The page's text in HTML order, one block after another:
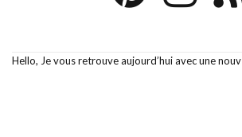
Hello, Je vous retrouve aujourd’hui avec une nouv